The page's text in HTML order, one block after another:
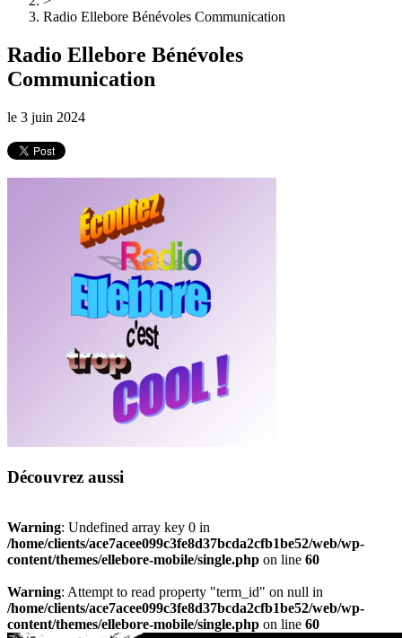
Radio Ellebore Bénévoles Communication
Radio Ellebore Bénévoles
Communication
le 3 juin 2024
Découvrez aussi
Warning: Undefined array key 0 in
/home/clients/ace7acee099c3fe8d37bcda2cfb1be52/web/wp-
content/themes/ellebore-mobile/single.php on line 60
Warning: Attempt to read property "term_id" on null in
/home/clients/ace7acee099c3fe8d37bcda2cfb1be52/web/wp-
content/themes/ellebore-mobile/single.php on line 60